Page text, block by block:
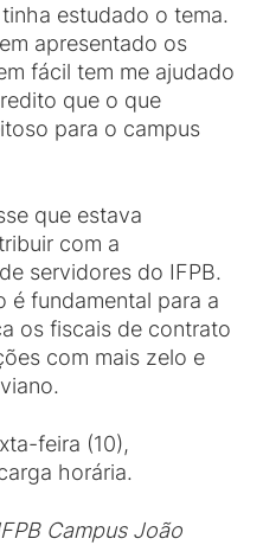
estudado o tema.
apresentado os
fácil tem me ajudado
que o que
para o campus
que estava
com a
servidores do IFPB.
é fundamental para a
os fiscais de contrato
com mais zelo e
feira (10),
horária.
Campus João